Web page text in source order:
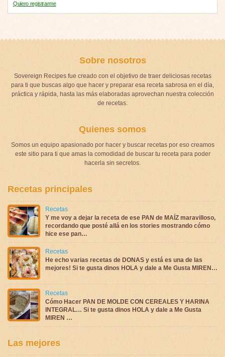
Quiero registrarme
Sobre nosotros
Sovereign Recipes fue creado con el objetivo de traer deliciosas recetas
para ti que buscas algo que hacer y preparar esa receta sabrosa en el día,
práctica y rápida, hasta las más elaboradas aprovechan nuestra colección
de recetas.
Quienes somos
Somos un equipo apasionado por hacer y buscar recetas por eso creamos
este sitio para ti que amas la comodidad de buscar tu receta para poder
hacerla sin secretos.
Recetas principales
Recetas
Y me voy a dejar la receta de ese PAN de MAÍZ maravilloso,
recordando que posté allá en los stories mostrando cómo
hice ese pan…
Recetas
He echo varias recetas de DONAS y está es una de las
mejores! Si te gusta dinos HOLA y dale a Me Gusta MIREN…
Recetas
Cómo Hacer PAN DE MOLDE CON CEREALES Y HARINA
INTEGRAL… Si te gusta dinos HOLA y dale a Me Gusta
MIREN …
Las mejores